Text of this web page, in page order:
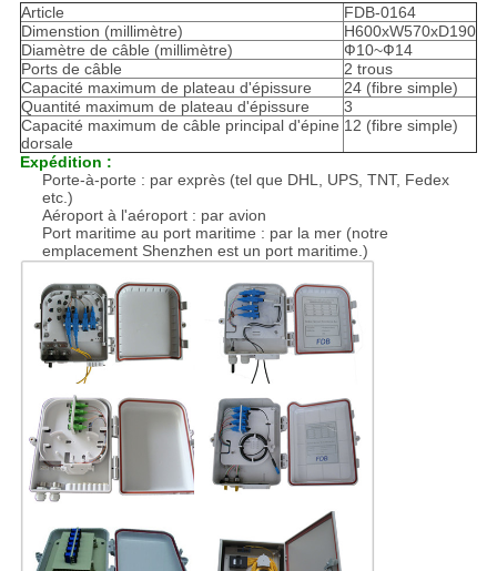
Article
FDB-0164
Dimenstion (millimètre)
H600xW570xD190
Diamètre de câble (millimètre)
Ф10~Ф14
Ports de câble
2 trous
Capacité maximum de plateau d'épissure
24 (fibre simple)
Quantité maximum de plateau d'épissure
3
Capacité maximum de câble principal d'épine
dorsale
12 (fibre simple)
Expédition :
Porte-à-porte : par exprès (tel que DHL, UPS, TNT, Fedex
etc.)
Aéroport à l'aéroport : par avion
Port maritime au port maritime : par la mer (notre
emplacement Shenzhen est un port maritime.)